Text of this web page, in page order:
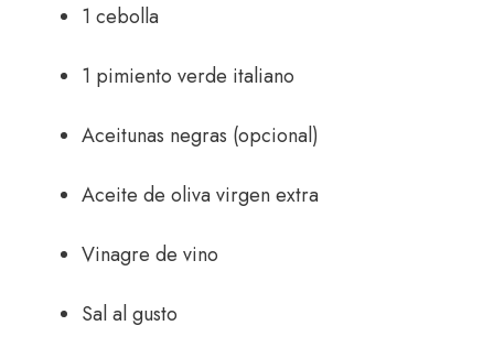
1 cebolla
1 pimiento verde italiano
Aceitunas negras (opcional)
Aceite de oliva virgen extra
Vinagre de vino
Sal al gusto